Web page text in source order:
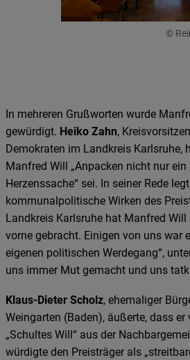
©
In mehreren Grußworten wurde
gewürdigt. Heiko Zahn,
Demokraten im Landkreis Karlsruhe,
Manfred Will „Anpacken nicht nur
Herzenssache“ sei. In seiner Rede
kommunalpolitische Wirken des
Landkreis Karlsruhe hat Manfred
vorne gebracht. Einigen von uns war
eigenen politischen Werdegang“,
uns immer Mut gemacht und uns
Klaus-Dieter Scholz, ehemaliger
Weingarten (Baden), äußerte, dass
„Schultes Will“ aus der
würdigte den Preisträger als